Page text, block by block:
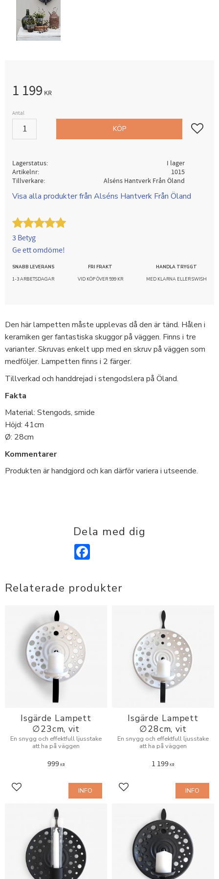
1 199 KR
Antal
KÖP Lägg till
Lagerstatus
I lager
Artikelnr
1015
Tillverkare
Alséns Hantverk Från Öland
Visa alla produkter från Alséns Hantverk Från Öland
3 Betyg
Ge ett omdöme!
SNABB LEVERANS
1-3 ARBETSDAGAR
FRI FRAKT
VID KÖP ÖVER 599 KR
HANDLA TRYGGT
MED KLARNA ELLER SWISH
Den här lampetten måste upplevas då den är tänd. Hålen i
keramiken ger fantastiska skuggor på väggen. Finns i tre
varianter. Skruvas enkelt upp med en skruv på väggen som
medföljer. Lampetten finns i 2 färger.
Tillverkad och handdrejad i stengodslera på Öland.
Fakta
Material: Stengods, smide
Höjd: 41cm
Ø: 28cm
Kommentarer
Produkten är handgjord och kan därför variera i utseende.
Dela med dig
Relaterade produkter
Isgärde Lampett
∅23cm, vit
En snygg och effektfull ljusstake
att ha på väggen
999KR
Lägg till i favoriter INFO
Isgärde Lampett
∅28cm, vit
En snygg och effektfull ljusstake
att ha på väggen
1 199KR
Lägg till i favoriter INFO